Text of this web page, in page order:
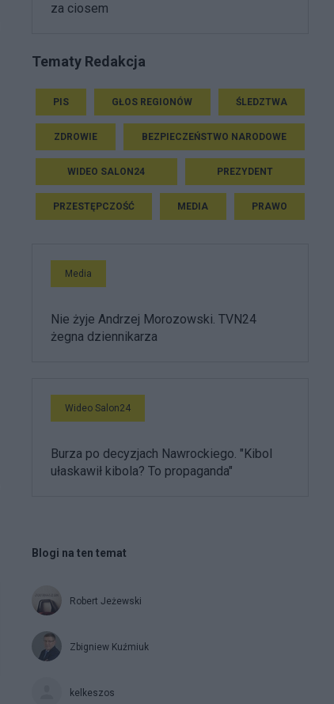
za ciosem
Tematy Redakcja
PIS GŁOS REGIONÓW ŚLEDZTWA
ZDROWIE BEZPIECZEŃSTWO NARODOWE
WIDEO SALON24 PREZYDENT
PRZESTĘPCZOŚĆ MEDIA PRAWO
Media
Nie żyje Andrzej Morozowski. TVN24
żegna dziennikarza
Wideo Salon24
Burza po decyzjach Nawrockiego. "Kibol
ułaskawił kibola? To propaganda"
Blogi na ten temat
Robert Jeżewski
Zbigniew Kuźmiuk
kelkeszos